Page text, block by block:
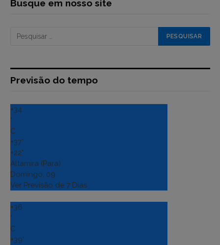
Busque em nosso site
Previsão do tempo
+34
°
C
+37°
+22°
Altamira (Para)
Domingo, 09
Ver Previsão de 7 Dias
+36
°
C
+39°